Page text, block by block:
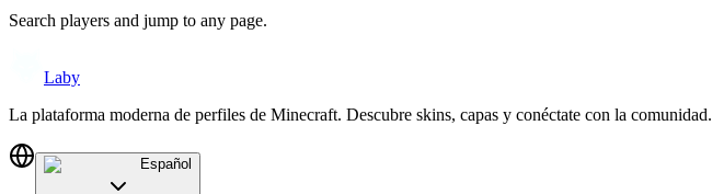
Search players and jump to any page.
Laby
La plataforma moderna de perfiles de Minecraft. Descubre skins, capas y conéctate con la comunidad.
Español